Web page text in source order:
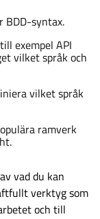
BDD-syntax.
exempel API
vilket språk och
vilket språk
ramverk
vad du kan
verktyg som
och till